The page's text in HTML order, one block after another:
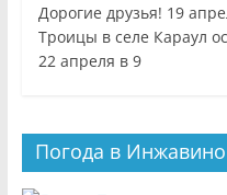
Дорогие друзья! 19
Троицы в селе Караул
22 апреля в 9
Погода в Инжавино